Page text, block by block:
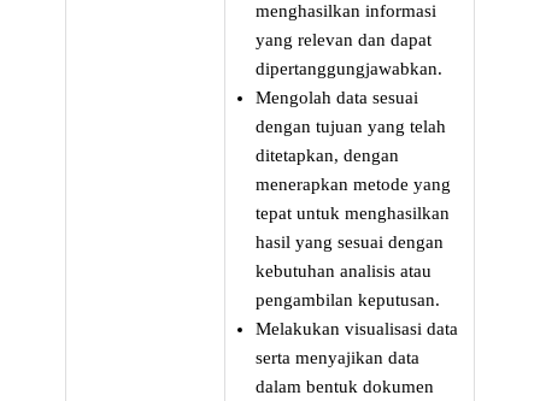
menghasilkan informasi
yang relevan dan dapat
dipertanggungjawabkan.
Mengolah data sesuai
dengan tujuan yang telah
ditetapkan, dengan
menerapkan metode yang
tepat untuk menghasilkan
hasil yang sesuai dengan
kebutuhan analisis atau
pengambilan keputusan.
Melakukan visualisasi data
serta menyajikan data
dalam bentuk dokumen